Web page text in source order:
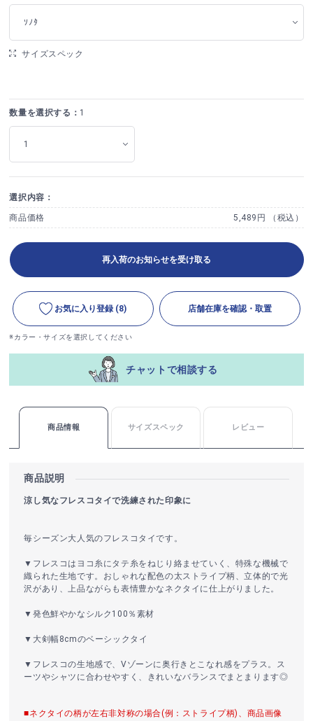
ｿﾉﾀ
サイズスペック
数量を選択する： 1
選択内容：
商品価格 5,489円 （税込）
再入荷のお知らせを受け取る
お気に入り登録 (8) 店舗在庫を確認・取置
※カラー・サイズを選択してください
チャットで相談する
商品情報 サイズスペック レビュー
商品説明
涼し気なフレスコタイで洗練された印象に
毎シーズン大人気のフレスコタイです。
▼フレスコはヨコ糸にタテ糸をねじり絡ませていく、特殊な機械で
織られた生地です。おしゃれな配色の太ストライプ柄、立体的で光
沢があり、上品ながらも表情豊かなネクタイに仕上がりました。
▼発色鮮やかなシルク100％素材
▼大剣幅8cmのベーシックタイ
▼フレスコの生地感で、Vゾーンに奥行きとこなれ感をプラス。ス
ーツやシャツに合わせやすく、きれいなバランスでまとまります◎
■ネクタイの柄が左右非対称の場合(例：ストライプ柄)、商品画像